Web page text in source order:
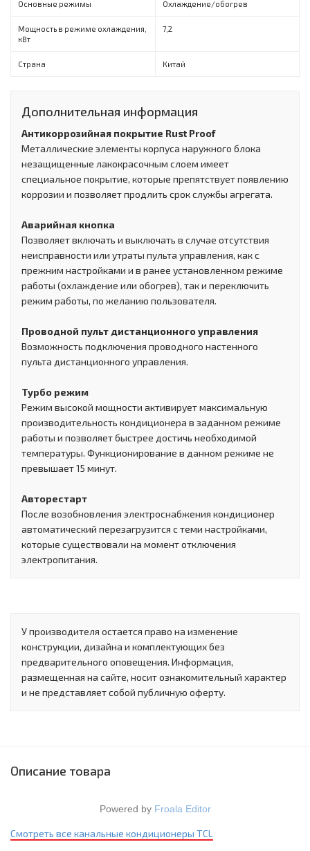
Основные режимы Охлаждение/обогрев
Мощность в режиме охлаждения,
кВт
7,2
Страна Китай
Дополнительная информация
Антикоррозийная покрытие Rust Proof
Металлические элементы корпуса наружного блока
незащищенные лакокрасочным слоем имеет
специальное покрытие, которые препятствует появлению
коррозии и позволяет продлить срок службы агрегата.
Аварийная кнопка
Позволяет включать и выключать в случае отсутствия
неисправности или утраты пульта управления, как с
прежним настройками и в ранее установленном режиме
работы (охлаждение или обогрев), так и переключить
режим работы, по желанию пользователя.
Проводной пульт дистанционного управления
Возможность подключения проводного настенного
пульта дистанционного управления.
Турбо режим
Режим высокой мощности активирует максимальную
производительность кондиционера в заданном режиме
работы и позволяет быстрее достичь необходимой
температуры. Функционирование в данном режиме не
превышает 15 минут.
Авторестарт
После возобновления электроснабжения кондиционер
автоматический перезагрузится с теми настройками,
которые существовали на момент отключения
электропитания.
У производителя остается право на изменение
конструкции, дизайна и комплектующих без
предварительного оповещения. Информация,
размещенная на сайте, носит ознакомительный характер
и не представляет собой публичную оферту.
Описание товара
Powered by Froala Editor
Смотреть все канальные кондиционеры TCL